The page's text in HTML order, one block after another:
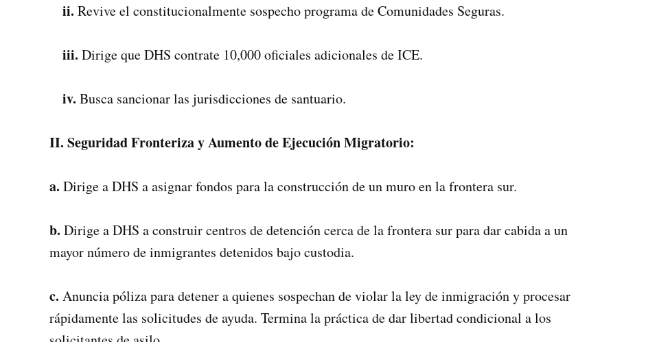
ii. Revive el constitucionalmente sospecho programa de Comunidades Seguras.
iii. Dirige que DHS contrate 10,000 oficiales adicionales de ICE.
iv. Busca sancionar las jurisdicciones de santuario.
II. Seguridad Fronteriza y Aumento de Ejecución Migratorio:
a. Dirige a DHS a asignar fondos para la construcción de un muro en la frontera sur.
b. Dirige a DHS a construir centros de detención cerca de la frontera sur para dar cabida a un
mayor número de inmigrantes detenidos bajo custodia.
c. Anuncia póliza para detener a quienes sospechan de violar la ley de inmigración y procesar
rápidamente las solicitudes de ayuda. Termina la práctica de dar libertad condicional a los